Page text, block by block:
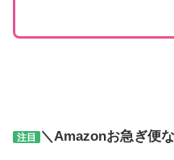
注目 ＼Amazonお急ぎ便